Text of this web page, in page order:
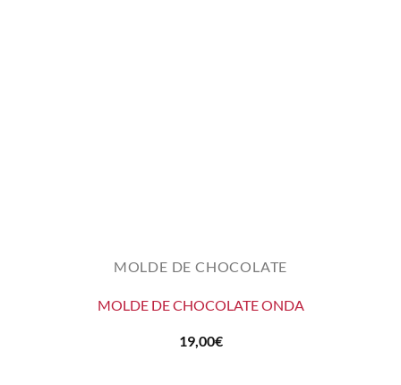
MOLDE DE CHOCOLATE
MOLDE DE CHOCOLATE ONDA
19,00€